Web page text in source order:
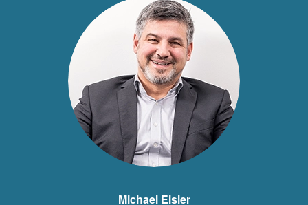
Michael Eisler